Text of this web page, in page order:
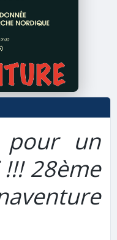
pour un
28ème